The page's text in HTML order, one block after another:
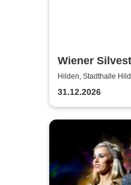
Wiener
Wiener
Hilden, Stadthalle
31.12.2026